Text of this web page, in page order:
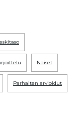
keskitaso
naiset
parhaiten arvioidut